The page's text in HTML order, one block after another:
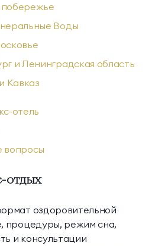
Воды
и Ленинградская область
Кавказ
отель
вопросы
отдых
оздоровительной
процедуры, режим сна,
и консультации